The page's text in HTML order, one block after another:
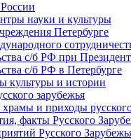
науки и культуры
Петербурге
с/б РФ при
с/б РФ в Петербурге
культуры и истории
зарубежья
и приходы
факты Русского
Русского